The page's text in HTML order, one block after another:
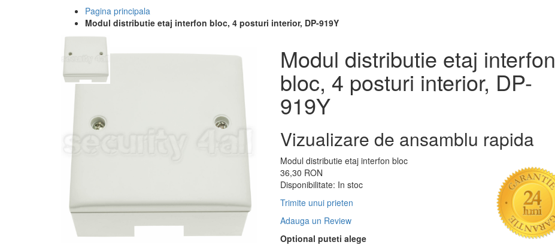
Pagina principala
Modul distributie etaj interfon bloc, 4 posturi interior, DP-919Y
Modul distributie etaj interfon
bloc, 4 posturi interior, DP-
919Y
Vizualizare de ansamblu rapida
Modul distributie etaj interfon bloc
36,30 RON
Disponibilitate: In stoc
Trimite unui prieten
Adauga un Review
Optional puteti alege